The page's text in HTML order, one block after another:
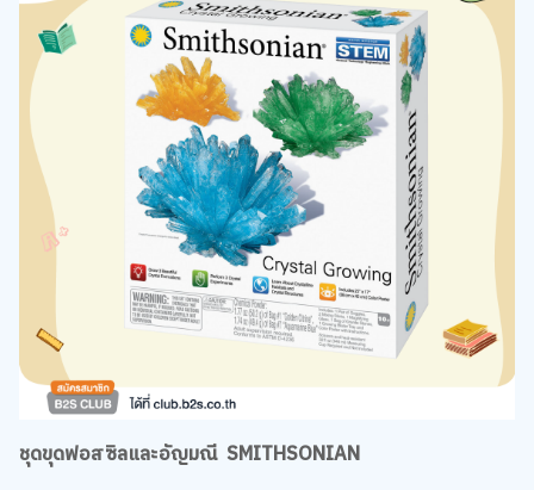
ชุดขุดฟอสซิลและอัญมณี SMITHSONIAN